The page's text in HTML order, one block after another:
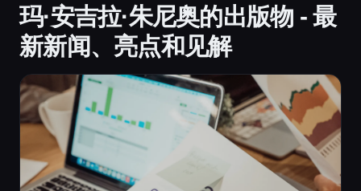
玛·安吉拉·朱尼奥的出版物 - 最
新新闻、亮点和见解